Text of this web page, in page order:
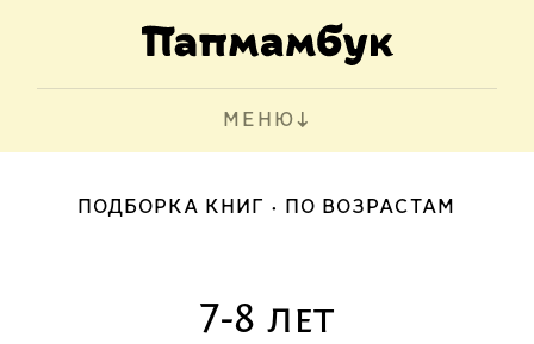
МЕНЮ
ПОДБОРКА КНИГ ПО ВОЗРАСТАМ
7-8 лет